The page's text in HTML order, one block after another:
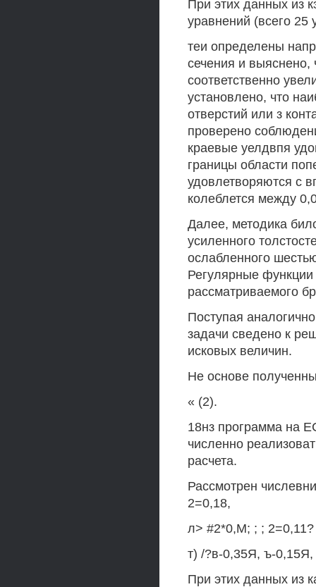
При этих данных из
уравнений (всего 25
теи определены
сечения и выяснено,
соответственно
установлено, что
отверстий или з
проверено
краевые уелдвпя
границы области
удовлетворяются с
колеблется между
Далее, методика
усиленного
ослабленного
Регулярные
рассматриваемого
Поступая
задачи сведено к
исковых величин.
Не основе
« (2).
18нз программа на
численно
расчета.
Рассмотрен
2=0,18,
л> #2*0,М; ; ; 2=0,11?
т) /?в-0,35Я, ъ-0,15Я,
При этих данных из